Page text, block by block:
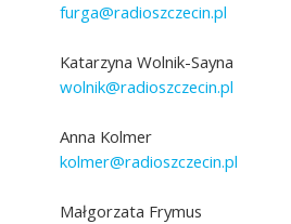
furga@radioszczecin.pl
Katarzyna Wolnik-Sayna
wolnik@radioszczecin.pl
Anna Kolmer
kolmer@radioszczecin.pl
Małgorzata Frymus